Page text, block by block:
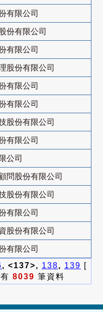
有限公司
份有限公司
有限公司
股份有限公司
有限公司
有限公司
股份有限公司
有限公司
公司
問股份有限公司
股份有限公司
有限公司
股份有限公司
有限公司
, <137>, 138, 139 [
8039 筆資料